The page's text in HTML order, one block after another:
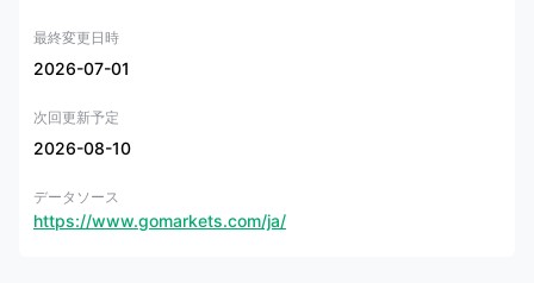
略を立てたり、確認したりすることができます。 GO MARKETS環境。
リサーチツールに関しては、メタトレーダー4プラットフォームに組み込
チャーティストおよび取引中央プロバイダーと協力しているため、無料
の取引シグナルやアイデアを利益のために使用できます。さらに、何千
ものメタトレーダー 4 および 5 アドオンが、商品と指定された基準によ
ることもできます。
最終変更日時
2026-07-01
次回更新予定
2026-08-10
データソース
https://www.gomarkets.com/ja/